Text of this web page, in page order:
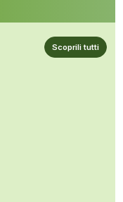
Scoprili tutti